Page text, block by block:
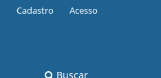
Buscar
Cadastro Acesso